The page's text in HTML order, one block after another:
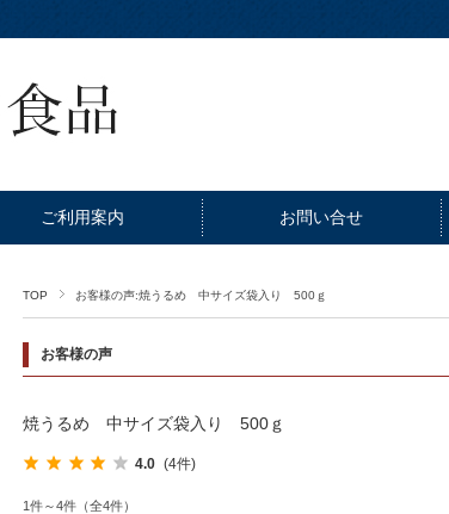
ご利用案内 お問い合せ
TOP お客様の声:焼うるめ 中サイズ袋入り 500ｇ
お客様の声
焼うるめ 中サイズ袋入り 500ｇ
4.0 (4件)
1件～4件（全4件）